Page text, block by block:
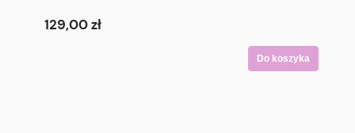
400 ml
129,00 zł
Do koszyka